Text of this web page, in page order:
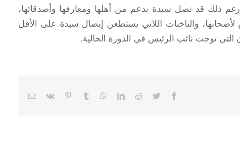
ورغم ذلك قد تصل سيدة بدعم من أهلها ومعارفها وأصدقائها،
لأصحابها، والناخبات اللاتي يستطعن إيصال سيدة على الأقل
التي توجت نائب الرئيس في الدورة الحالية.
Facebook
Twitter
Reddit
LinkedIn
WhatsApp
Tumblr
Pinterest
Vk
Email